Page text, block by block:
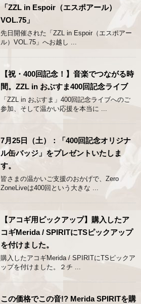
「ZZL in Espoir（エスポアール）
VOL.75」
先日開催された「ZZL in Espoir（エスポアー
ル）VOL.75」へお越し ...
【祝・400回記念！】音楽でつながる時
間。ZZL in おぶすま400回記念ライブ
「ZZL in おぶすま」400回記念ライブへのご
参加、そして温かい応援を本当に ...
7月25日（土）：「400回記念オリジナ
ル缶バッジ」をプレゼントいたしま
す。
皆さまの温かいご支援のおかげで、Zero
ZoneLiveは400回という大きな ...
【アコギ用ピックアップ】購入したア
コギMerida / SPIRITにTSピックアップ
を付けました。
購入したアコギMerida / SPIRITにTSピックア
ップを付けました。２チ ...
この価格でこの音!? Merida SPIRITを購